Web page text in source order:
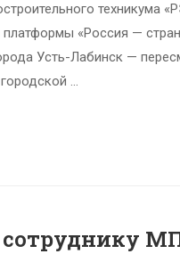
техникума
«Россия —
Усть-Лабинск —
…
сотруднику